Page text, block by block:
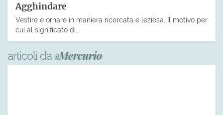
Agghindare
Vestire e ornare in maniera ricercata e leziosa. Il motivo per
cui al significato di…
articoli da